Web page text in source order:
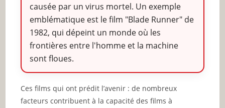
causée par un virus mortel. Un exemple
emblématique est le film "Blade Runner" de
1982, qui dépeint un monde où les
frontières entre l'homme et la machine
sont floues.
Ces films qui ont prédit l’avenir : de nombreux
facteurs contribuent à la capacité des films à